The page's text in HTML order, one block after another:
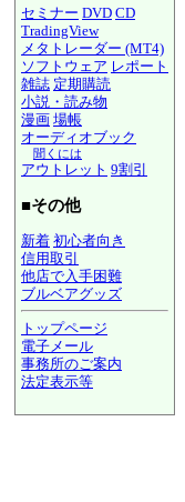
セミナー DVD CD
TradingView
メタトレーダー (MT4)
ソフトウェア レポート
雑誌 定期購読
小説・読み物
漫画 場帳
オーディオブック
聞くには
アウトレット 9割引
■その他
新着 初心者向き
信用取引
他店で入手困難
ブルベアグッズ
トップページ
電子メール
事務所のご案内
法定表示等